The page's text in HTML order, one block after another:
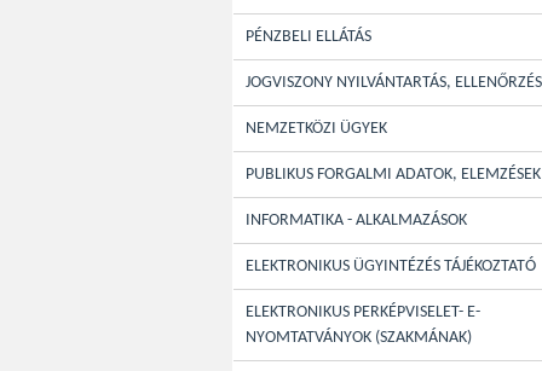
PÉNZBELI ELLÁTÁS
JOGVISZONY NYILVÁNTARTÁS, ELLENŐRZÉS
NEMZETKÖZI ÜGYEK
PUBLIKUS FORGALMI ADATOK, ELEMZÉSEK
INFORMATIKA - ALKALMAZÁSOK
ELEKTRONIKUS ÜGYINTÉZÉS TÁJÉKOZTATÓ
ELEKTRONIKUS PERKÉPVISELET- E-
NYOMTATVÁNYOK (SZAKMÁNAK)